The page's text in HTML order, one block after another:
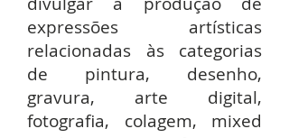
expressões artísticas
relacionadas às categorias
de pintura, desenho,
gravura, arte digital,
fotografia, colagem, mixed